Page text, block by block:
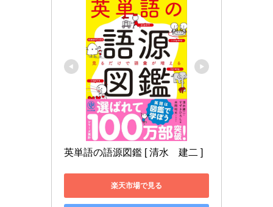
英単語の語源図鑑 [ 清水　建二 ]
楽天市場で見る